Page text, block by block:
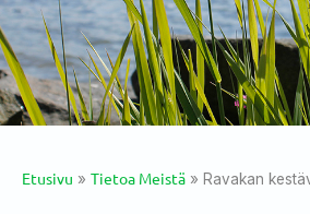
Etusivu » Tietoa Meistä » Ravakan